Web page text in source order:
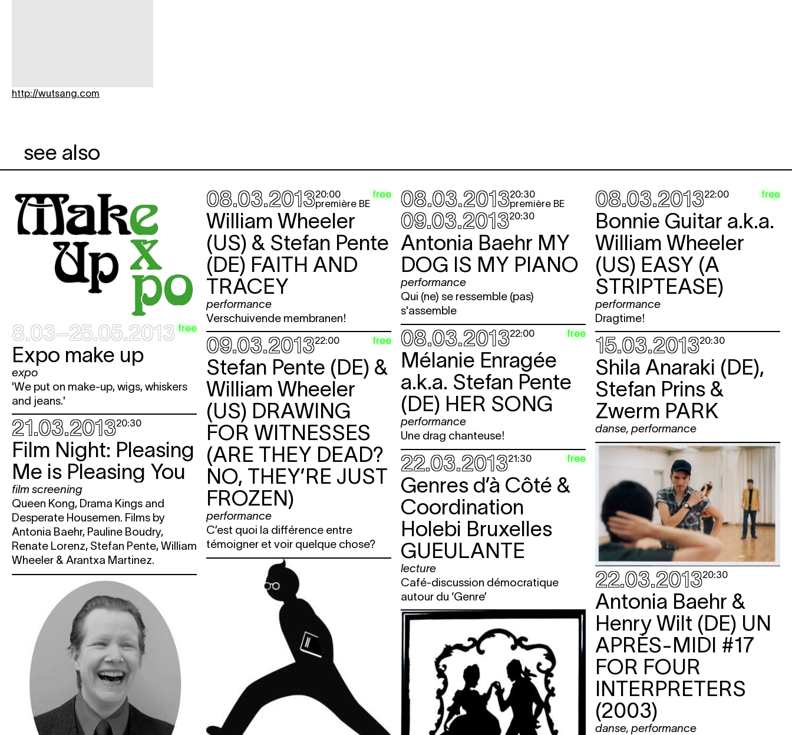
http://wutsang.com
see also
8.03–25.05.2013 free
Expo make up
expo
'We put on make-up, wigs, whiskers
and jeans.'
08.03.201320:00
première BE
free
William Wheeler
(US) & Stefan Pente
(DE) FAITH AND
TRACEY
performance
Verschuivende membranen!
08.03.201320:30
première BE
09.03.201320:30
Antonia Baehr MY
DOG IS MY PIANO
performance
Qui (ne) se ressemble (pas)
s'assemble
08.03.201322:00 free
Bonnie Guitar a.k.a.
William Wheeler
(US) EASY (A
STRIPTEASE)
performance
Dragtime!
08.03.201322:00 free
Mélanie Enragée
a.k.a. Stefan Pente
(DE) HER SONG
performance
Une drag chanteuse!
09.03.201322:00 free
Stefan Pente (DE) &
William Wheeler
(US) DRAWING
FOR WITNESSES
(ARE THEY DEAD?
NO, THEY’RE JUST
FROZEN)
performance
C’est quoi la différence entre
témoigner et voir quelque chose?
15.03.201320:30
Shila Anaraki (DE),
Stefan Prins &
Zwerm PARK
danse, performance
21.03.201320:30
Film Night: Pleasing
Me is Pleasing You
film screening
Queen Kong, Drama Kings and
Desperate Housemen. Films by
Antonia Baehr, Pauline Boudry,
Renate Lorenz, Stefan Pente, William
Wheeler & Arantxa Martinez.
22.03.201320:30
Antonia Baehr &
Henry Wilt (DE) UN
APRÈS-MIDI #17
FOR FOUR
INTERPRETERS
(2003)
danse, performance
22.03.201321:30 free
Genres d’à Côté &
Coordination
Holebi Bruxelles
GUEULANTE
lecture
Café-discussion démocratique
autour du ‘Genre’